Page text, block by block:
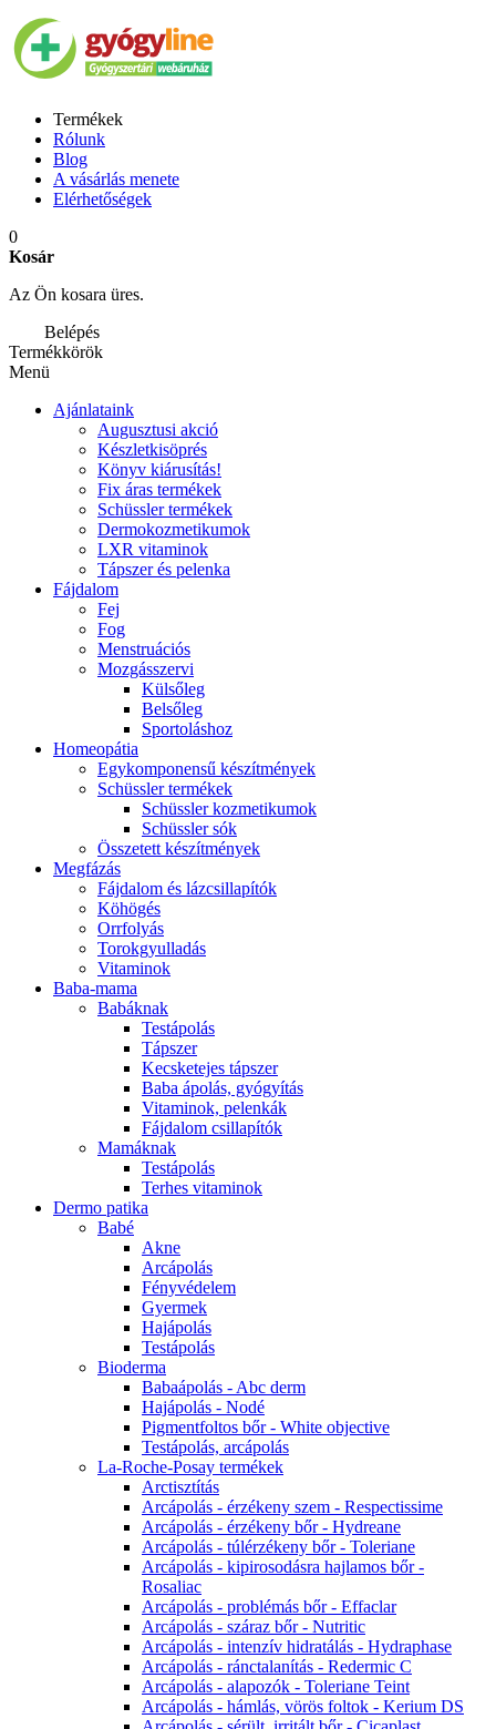
Termékek
Rólunk
Blog
A vásárlás menete
Elérhetőségek
0
Kosár
Az Ön kosara üres.
Belépés
Termékkörök
Menü
Ajánlataink
Augusztusi akció
Készletkisöprés
Könyv kiárusítás!
Fix áras termékek
Schüssler termékek
Dermokozmetikumok
LXR vitaminok
Tápszer és pelenka
Fájdalom
Fej
Fog
Menstruációs
Mozgásszervi
Külsőleg
Belsőleg
Sportoláshoz
Homeopátia
Egykomponensű készítmények
Schüssler termékek
Schüssler kozmetikumok
Schüssler sók
Összetett készítmények
Megfázás
Fájdalom és lázcsillapítók
Köhögés
Orrfolyás
Torokgyulladás
Vitaminok
Baba-mama
Babáknak
Testápolás
Tápszer
Kecsketejes tápszer
Baba ápolás, gyógyítás
Vitaminok, pelenkák
Fájdalom csillapítók
Mamáknak
Testápolás
Terhes vitaminok
Dermo patika
Babé
Akne
Arcápolás
Fényvédelem
Gyermek
Hajápolás
Testápolás
Bioderma
Babaápolás - Abc derm
Hajápolás - Nodé
Pigmentfoltos bőr - White objective
Testápolás, arcápolás
La-Roche-Posay termékek
Arctisztítás
Arcápolás - érzékeny szem - Respectissime
Arcápolás - érzékeny bőr - Hydreane
Arcápolás - túlérzékeny bőr - Toleriane
Arcápolás - kipirosodásra hajlamos bőr -
Rosaliac
Arcápolás - problémás bőr - Effaclar
Arcápolás - száraz bőr - Nutritic
Arcápolás - intenzív hidratálás - Hydraphase
Arcápolás - ránctalanítás - Redermic C
Arcápolás - alapozók - Toleriane Teint
Arcápolás - hámlás, vörös foltok - Kerium DS